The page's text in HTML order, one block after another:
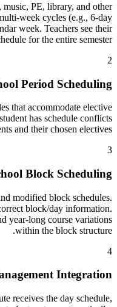
PE, library, and other
week cycles (e.g., 6-day
week. Teachers see their
for the entire semester.
2
Period Scheduling
that accommodate elective
has schedule conflicts
and their chosen electives.
3
Block Scheduling
modified block schedules.
block/day information.
year-long course variations
within the block structure.
4
Integration
receives the day schedule,